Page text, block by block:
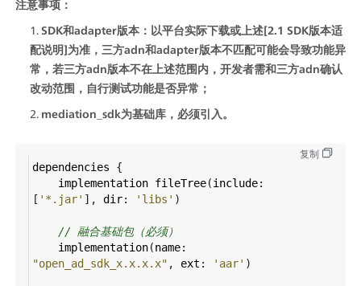
注意事项：
SDK和adapter版本：以平台实际下载或上述[2.1 SDK版本适
配说明]为准，三方adn和adapter版本不匹配可能会导致功能异
常，若三方adn版本不在上述范围内，开发者需和三方adn确认
改动范围，自行测试功能是否异常；
mediation_sdk为基础库，必须引入。
复制
dependencies {
implementation fileTree(include:
[ '*.jar' ], dir: 'libs' )
// 融合基础包（必须）
implementation(name
"open_ad_sdk_x.x.x.x" , ext : 'aar' )